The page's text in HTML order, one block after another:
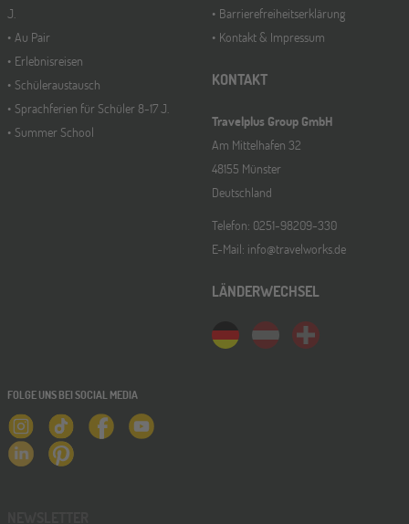
J.
Au Pair
Erlebnisreisen
Schüleraustausch
Sprachferien für Schüler 8-17 J.
Summer School
Barrierefreiheitserklärung
Kontakt & Impressum
KONTAKT
Travelplus Group GmbH
Am Mittelhafen 32
48155 Münster
Deutschland
Telefon: 0251-98209-330
E-Mail: info@travelworks.de
LÄNDERWECHSEL
FOLGE UNS BEI SOCIAL MEDIA